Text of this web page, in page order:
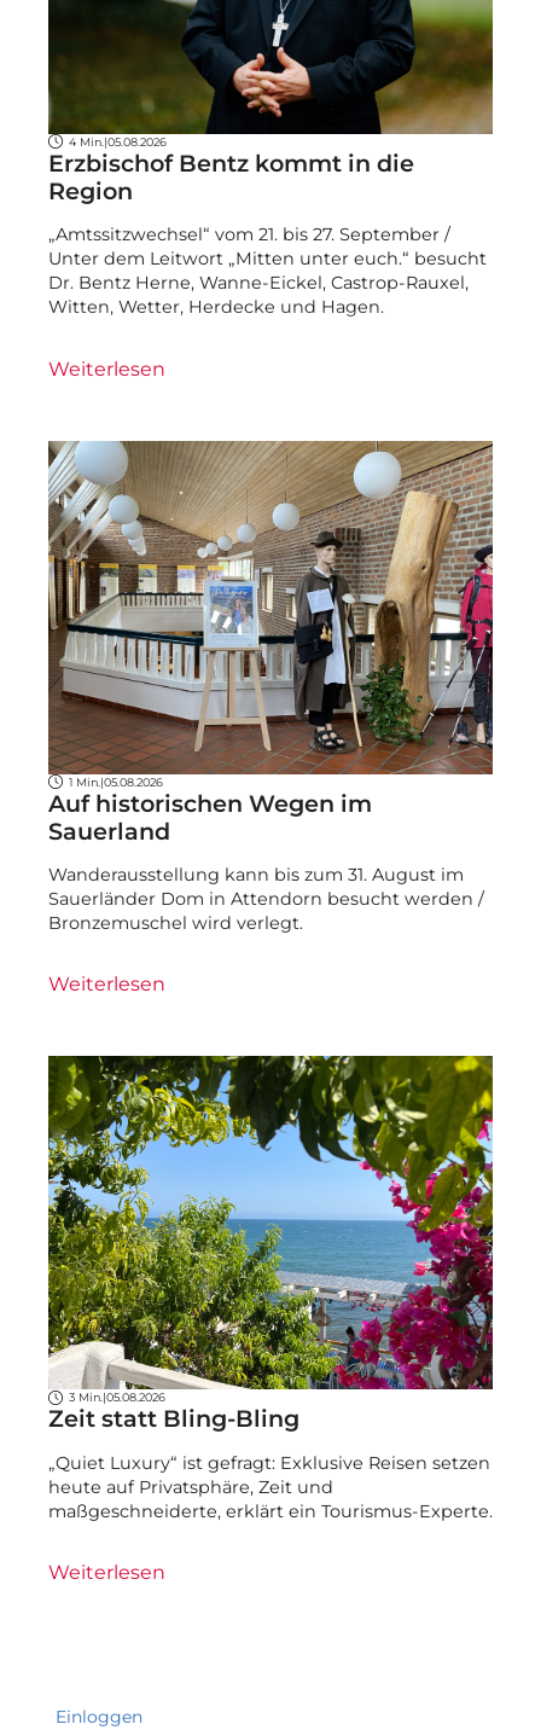
4 Min. |05.08.2026
Erzbischof Bentz kommt in die
Region
„Amtssitzwechsel“ vom 21. bis 27. September /
Unter dem Leitwort „Mitten unter euch.“ besucht
Dr. Bentz Herne, Wanne-Eickel, Castrop-Rauxel,
Witten, Wetter, Herdecke und Hagen.
Weiterlesen
1 Min. |05.08.2026
Auf historischen Wegen im
Sauerland
Wanderausstellung kann bis zum 31. August im
Sauerländer Dom in Attendorn besucht werden /
Bronzemuschel wird verlegt.
Weiterlesen
3 Min.|05.08.2026
Zeit statt Bling-Bling
„Quiet Luxury“ ist gefragt: Exklusive Reisen setzen
heute auf Privatsphäre, Zeit und
maßgeschneiderte, erklärt ein Tourismus-Experte.
Weiterlesen
Einloggen